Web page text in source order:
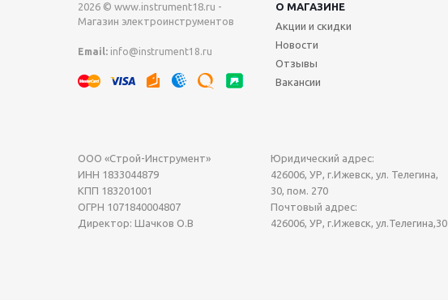
2026 © www.instrument18.ru -
Магазин электроинструментов
Email: info@instrument18.ru
ООО «Строй-Инструмент»
ИНН 1833044879
КПП 183201001
ОГРН 1071840004807
Директор: Шачков О.В
Юридический адрес:
426006, УР, г.Ижевск, ул. Телегина,
30, пом. 270
Почтовый адрес:
426006, УР, г.Ижевск, ул.Телегина,30
О МАГАЗИНЕ
Акции и скидки
Новости
Отзывы
Вакансии